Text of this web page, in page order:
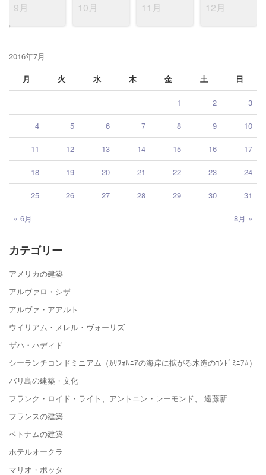
9月 10月 11月 12月
2016年7月
月
火 水 木 金 土 日
« 6月 8月 »
1 2 3
4 5 6 7 8 9 10
11 12 13 14 15 16 17
18 19 20 21 22 23 24
25 26 27 28 29 30 31
カテゴリー
アメリカの建築
アルヴァロ・シザ
アルヴァ・アアルト
ウイリアム・メレル・ヴォーリズ
ザハ・ハディド
シーランチコンドミニアム（ｶﾘﾌｫﾙﾆｱの海岸に拡がる木造のｺﾝﾄﾞﾐﾆｱﾑ）
バリ島の建築・文化
フランク・ロイド・ライト、アントニン・レーモンド、 遠藤新
フランスの建築
ベトナムの建築
ホテルオークラ
マリオ・ボッタ